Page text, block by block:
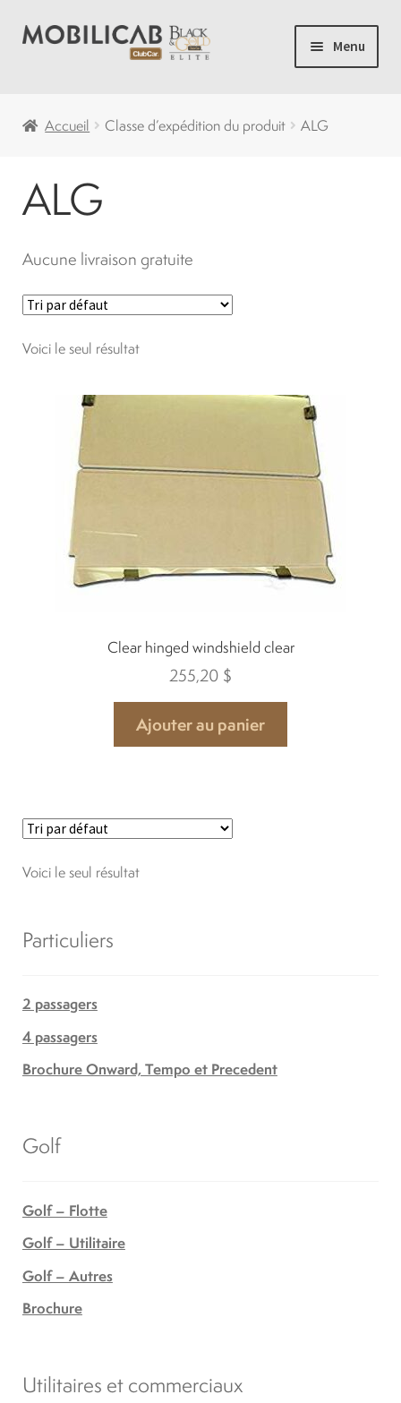
Aller
Aller
Menu
Voiturette de Golf
Voiturettes Neuves
Pièces
Location
À propos
Blog
Quadriporteurs
Accueil Classe d’expédition du produit ALG
ALG
Aucune livraison gratuite
Voici le seul résultat
Clear hinged windshield clear
255,20 $
Ajouter au panier
Voici le seul résultat
Particuliers
2 passagers
4 passagers
Brochure Onward, Tempo et Precedent
Golf
Golf – Flotte
Golf – Utilitaire
Golf – Autres
Brochure
Utilitaires et commerciaux